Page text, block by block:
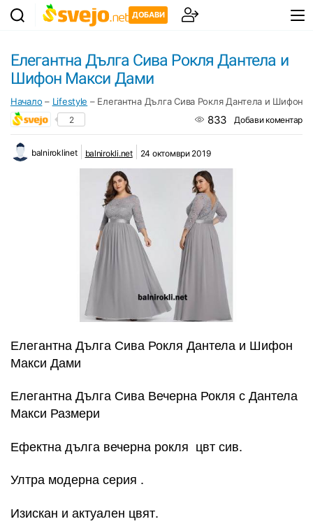
ДОБАВИ
Елегантна Дълга Сива Рокля Дантела и
Шифон Макси Дами
Начало – Lifestyle – Елегантна Дълга Сива Рокля Дантела и Шифон
2 833 Добави коментар
balniroklinet balnirokli.net 24 октомври 2019
Елегантна Дълга Сива Рокля Дантела и Шифон
Макси Дами
Елегантна Дълга Сива Вечерна Рокля с Дантела
Макси Размери
Ефектна дълга вечерна рокля цвт сив.
Ултра модерна серия .
Изискан и актуален цвят.